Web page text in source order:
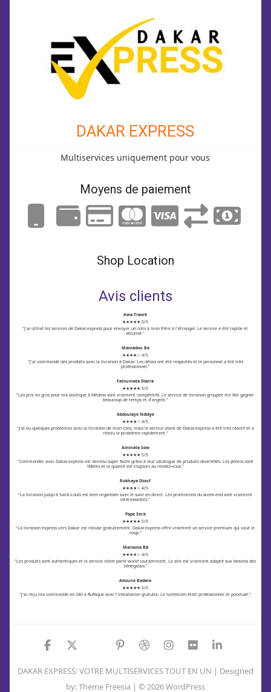
DAKAR EXPRESS
Multiservices uniquement pour vous
Moyens de paiement
Shop Location
Avis clients
Awa Traoré
★★★★★ 5/5
"J'ai utilisé les services de Dakar.express pour envoyer un colis à mon frère à l'étranger. Le service a été rapide et
sécurisé."
Mamadou Ba
★★★★☆ 4/5
"J'ai commandé des produits avec la livraison à Dakar. Les délais ont été respectés et le personnel a été très
professionnel."
Fatoumata Diarra
★★★★★ 5/5
"Les prix en gros pour ma boutique à Médina sont vraiment compétitifs. Le service de livraison groupée me fait gagner
beaucoup de temps et d'argent."
Abdoulaye Ndiaye
★★★★☆ 4/5
"J'ai eu quelques problèmes avec la livraison de mon colis, mais le service client de Dakar.express a été très réactif et a
résolu le problème rapidement."
Aminata Sow
★★★★★ 5/5
"Commander avec Dakar.express est devenu super facile grâce à leur catalogue de produits diversifiés. Les photos sont
fidèles et la qualité est toujours au rendez-vous."
Rokhaya Diouf
★★★★☆ 4/5
"La livraison jusqu'à Saint-Louis est bien organisée avec le suivi en direct. Les promotions du week-end sont vraiment
intéressantes."
Pape Seck
★★★★★ 5/5
"La livraison express vers Dakar est incluse gratuitement. Dakar.express offre vraiment un service premium qui vaut le
coup."
Mariama Bâ
★★★★☆ 4/5
"Les produits sont authentiques et le service client parle wolof couramment. Le site est vraiment adapté aux besoins des
Sénégalais."
Alioune Badara
★★★★★ 5/5
"J'ai reçu ma commande en 24h à Rufisque avec l'installation gratuite. Le technicien était professionnel et ponctuel."
DAKAR EXPRESS: VOTRE MULTISERVICES TOUT EN UN | Designed
by:Theme Freesia| © 2026WordPress